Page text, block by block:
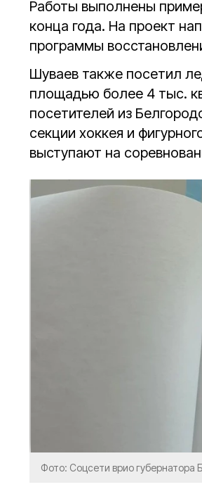
Работы выполнены
конца года. На проект
программы
Шуваев также посетил
площадью более 4 тыс.
посетителей из
секции хоккея и
выступают на
Фото: Соцсети врио губернатора